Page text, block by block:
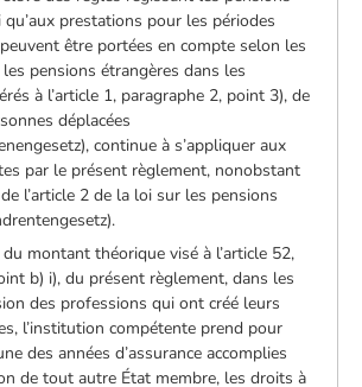
qu’aux prestations pour les périodes
être portées en compte selon les
pensions étrangères dans les
à l’article 1, paragraphe 2, point 3), de
déplacées
continue à s’appliquer aux
par le présent règlement, nonobstant
l’article 2 de la loi sur les pensions
montant théorique visé à l’article 52,
b) i), du présent règlement, dans les
des professions qui ont créé leurs
l’institution compétente prend pour
des années d’assurance accomplies
de tout autre État membre, les droits à